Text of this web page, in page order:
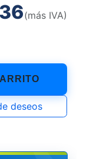
deseos
(más IVA)